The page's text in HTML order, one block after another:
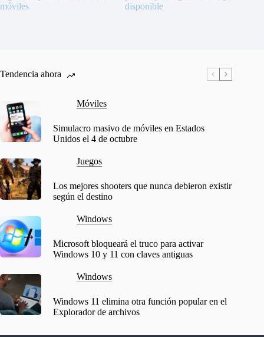
móviles
disponible
Tendencia ahora
Móviles
Simulacro masivo de móviles en Estados
Unidos el 4 de octubre
Juegos
Los mejores shooters que nunca debieron existir
según el destino
Windows
Microsoft bloqueará el truco para activar
Windows 10 y 11 con claves antiguas
Windows
Windows 11 elimina otra función popular en el
Explorador de archivos